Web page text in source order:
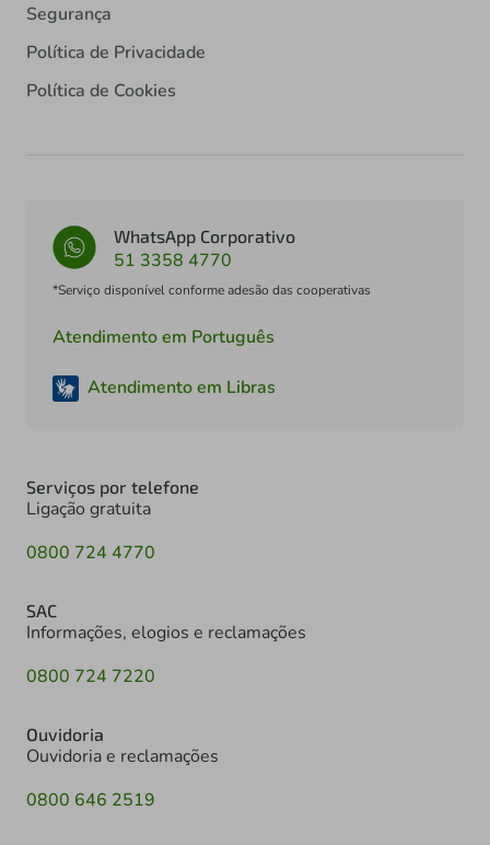
Segurança
Política de Privacidade
Política de Cookies
WhatsApp Corporativo
51 3358 4770
*Serviço disponível conforme adesão das cooperativas
Atendimento em Português
Atendimento em Libras
Serviços por telefone
Ligação gratuita
0800 724 4770
SAC
Informações, elogios e reclamações
0800 724 7220
Ouvidoria
Ouvidoria e reclamações
0800 646 2519